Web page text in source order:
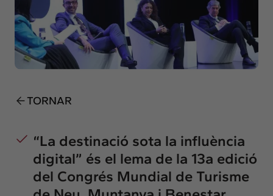
Insights
Actualitat
Intercanvi
Contacte
info@intermedia.cat
TORNAR
“La destinació sota la influència
digital” és el lema de la 13a edició
del Congrés Mundial de Turisme